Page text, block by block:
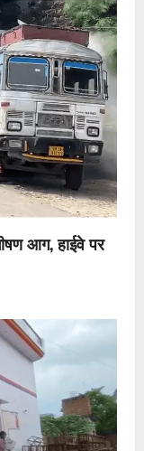
आग, हाईवे पर